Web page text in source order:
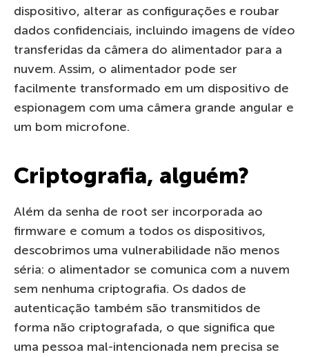
dispositivo, alterar as configurações e roubar
dados confidenciais, incluindo imagens de vídeo
transferidas da câmera do alimentador para a
nuvem. Assim, o alimentador pode ser
facilmente transformado em um dispositivo de
espionagem com uma câmera grande angular e
um bom microfone.
Criptografia, alguém?
Além da senha de root ser incorporada ao
firmware e comum a todos os dispositivos,
descobrimos uma vulnerabilidade não menos
séria: o alimentador se comunica com a nuvem
sem nenhuma criptografia. Os dados de
autenticação também são transmitidos de
forma não criptografada, o que significa que
uma pessoa mal-intencionada nem precisa se